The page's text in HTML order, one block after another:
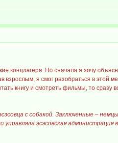
концлагеря. Но сначала я хочу
взрослым, я смог разобраться в этой
книгу и смотреть фильмы, то сразу
с собакой. Заключенные –
эсэсовская администрация